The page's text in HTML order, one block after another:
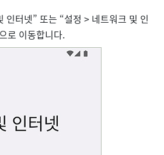
인터넷” 또는 “설정 > 네트워크 및 인
로 이동합니다.